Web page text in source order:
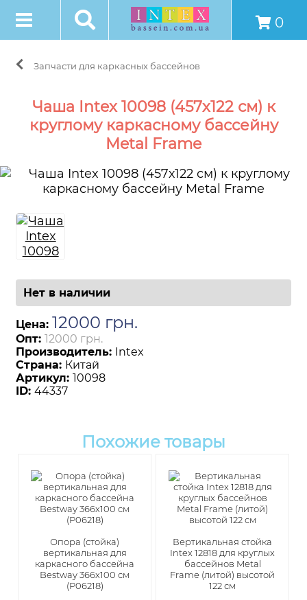
0
Запчасти для каркасных бассейнов
Чаша Intex 10098 (457х122 см) к
круглому каркасному бассейну
Metal Frame
Нет в наличии
Цена: 12000 грн.
Опт: 12000 грн.
Производитель: Intex
Страна: Китай
Артикул: 10098
ID: 44337
Похожие товары
Опора (стойка)
вертикальная для
каркасного бассейна
Bestway 366x100 см
(P06218)
Вертикальная стойка
Intex 12818 для круглых
бассейнов Metal
Framе (литой) высотой
122 см